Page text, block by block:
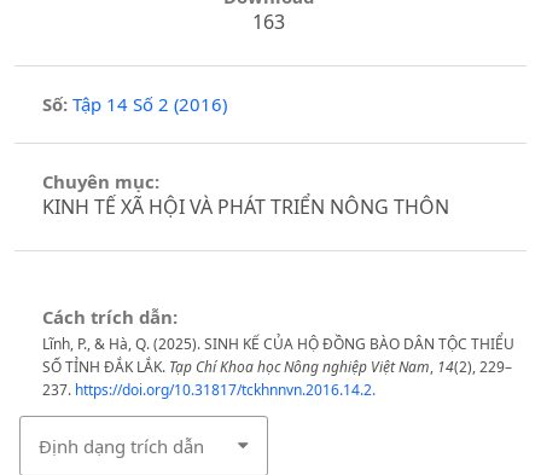
163
Số: Tập 14 Số 2 (2016)
Chuyên mục:
KINH TẾ XÃ HỘI VÀ PHÁT TRIỂN NÔNG THÔN
Cách trích dẫn:
Lĩnh, P., & Hà, Q. (2025). SINH KẾ CỦA HỘ ĐỒNG BÀO DÂN TỘC THIỂU
SỐ TỈNH ĐẮK LẮK. Tạp Chí Khoa học Nông nghiệp Việt Nam, 14(2), 229–
237. https://doi.org/10.31817/tckhnnvn.2016.14.2.
Định dạng trích dẫn